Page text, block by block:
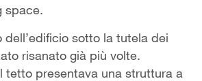
space.
sotto la tutela dei
risanato già più volte.
tetto presentava una struttura a